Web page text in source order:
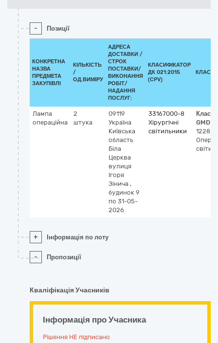
- Позиції
КОНКРЕТНА
НАЗВА
ПРЕДМЕТА
ЗАКУПІВЛІ
КІЛЬКІСТЬ
/
ОД.ВИМІРУ
АДРЕСА
ДОСТАВКИ /
СТРОК
ПОСТАВКИ/
ВИКОНАННЯ
РОБІТ/
НАДАННЯ
ПОСЛУГ:
КЛАСИФІКАТОР
ДК 021:2015
(CPV)
Лампа
операційна
2
штука
09119
Україна
Київська
область
Біла
Церква
вулиця
Ігоря
Зінича ,
будинок 9
по 31-05-
2026
33167000-8
Хірургічні
світильники
12282
+ Інформація по лоту
- Пропозиції
Кваліфікація Учасників
Інформація про Учасника
Рішення НЕ підписано